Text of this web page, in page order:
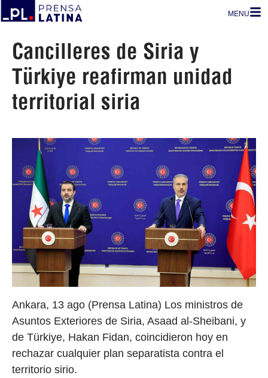
MENU
Cancilleres de Siria y
Türkiye reafirman unidad
territorial siria
Ankara, 13 ago (Prensa Latina) Los ministros de
Asuntos Exteriores de Siria, Asaad al-Sheibani, y
de Türkiye, Hakan Fidan, coincidieron hoy en
rechazar cualquier plan separatista contra el
territorio sirio.